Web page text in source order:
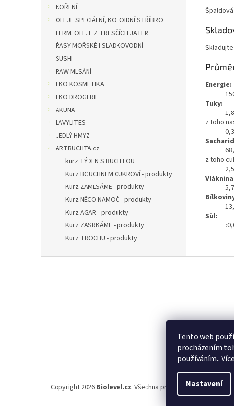
Tento web
procházením
používáním..
Nastavení
KOŘENÍ
OLEJE SPECIÁLNÍ, KOLOIDNÍ STŘÍBRO
FERM. OLEJE Z TRESČÍCH JATER
ŘASY MOŘSKÉ I SLADKOVODNÍ
SUSHI
RAW MLSÁNÍ
EKO KOSMETIKA
EKO DROGERIE
AKUNA
LAVYLITES
JEDLÝ HMYZ
ARTBUCHTA.cz
kurz TÝDEN S BUCHTOU
Kurz BOUCHNEM CUKROVÍ - produkty
Kurz ZAMLSÁME - produkty
Kurz NĚCO NAMOČ - produkty
Kurz AGAR - produkty
Kurz ZASRKÁME - produkty
Kurz TROCHU - produkty
Energie:
Tuky:
z toho
z toho
Vláknina:
Sůl:
Copyright 2026 Biolevel.cz. Všechna práva vyhrazena.Upravit